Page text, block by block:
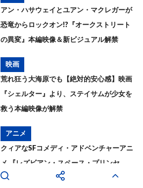
アン・ハサウェイとユアン・マクレガーが
恐竜からロックオン!?『オークストリート
の異変』本編映像＆新ビジュアル解禁
映画
荒れ狂う大海原でも【絶対的安心感】映画
『シェルター』より、ステイサムが少女を
救う本編映像が解禁
アニメ
クィアなSFコメディ・アドベンチャーアニ
メ 『レズビアン・スペース・プリンセ
ス』10月2日公開決定